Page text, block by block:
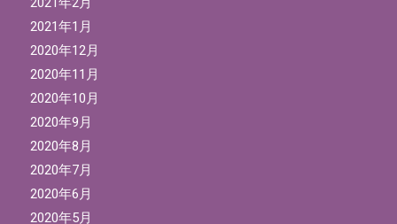
2021年1月
2020年12月
2020年11月
2020年10月
2020年9月
2020年8月
2020年7月
2020年6月
2020年5月